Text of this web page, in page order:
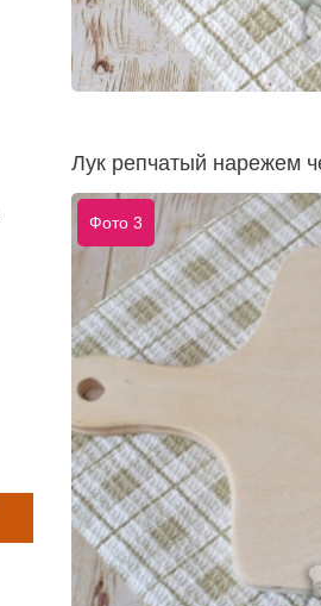
Лук репчатый нарежем
Фото 3